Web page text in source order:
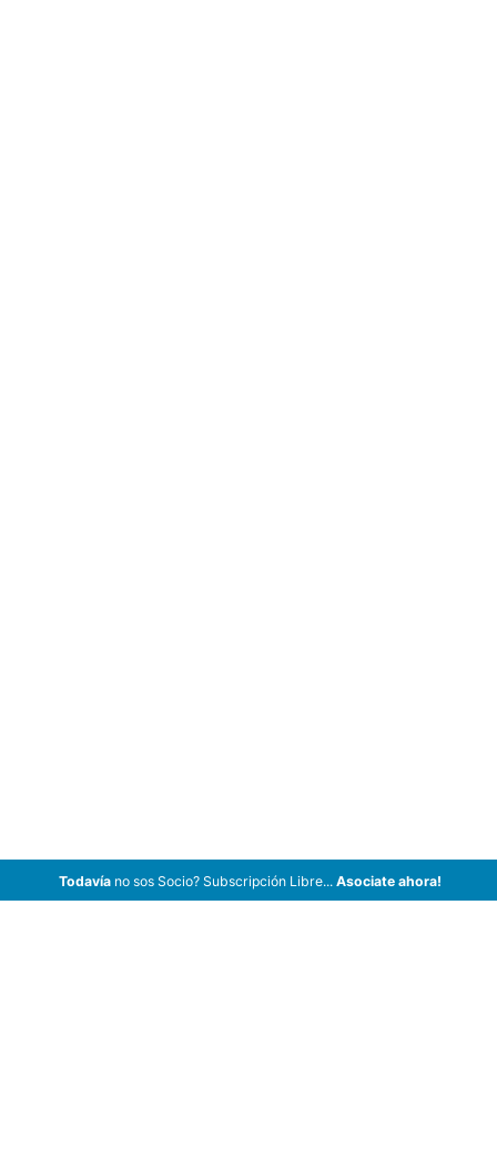
Todavíano sos Socio? Subscripción Libre... Asociate ahora!